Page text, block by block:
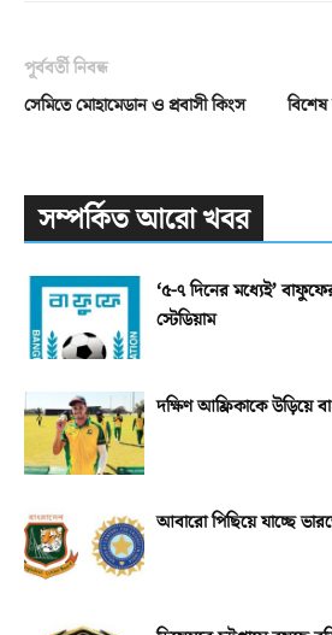
পূর্ববর্তী নিবন্ধ
সেমিতে মোহামেডান ও প্রবাসী কিংস
সম্পর্কিত আরো খবর
‘৫-৭ দিনের মধ্যেই’
স্টেডিয়াম
দক্ষিণ আফ্রিকাকে উড়িয়ে
আবারো পিছিয়ে যাচ্ছে